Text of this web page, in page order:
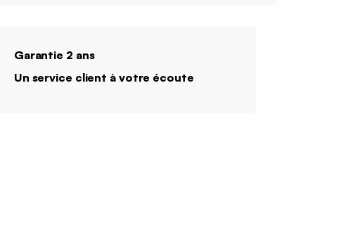
Garantie 2 ans
Un service client à votre écoute